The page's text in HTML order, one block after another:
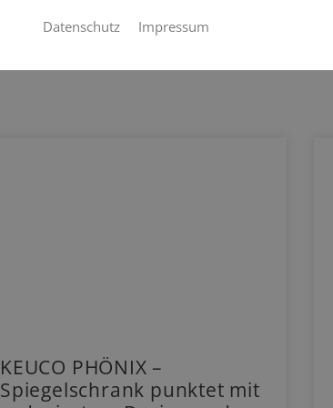
KEUCO PHÖNIX –
Spiegelschrank punktet mit
Datenschutz Impressum